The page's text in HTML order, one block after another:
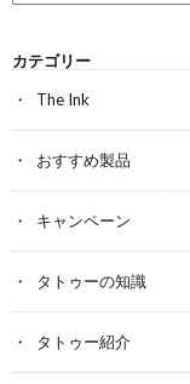
カテゴリー
The Ink
おすすめ製品
キャンペーン
タトゥーの知識
タトゥー紹介